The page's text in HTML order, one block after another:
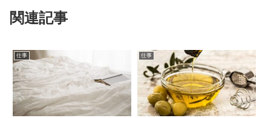
関連記事
仕事 仕事